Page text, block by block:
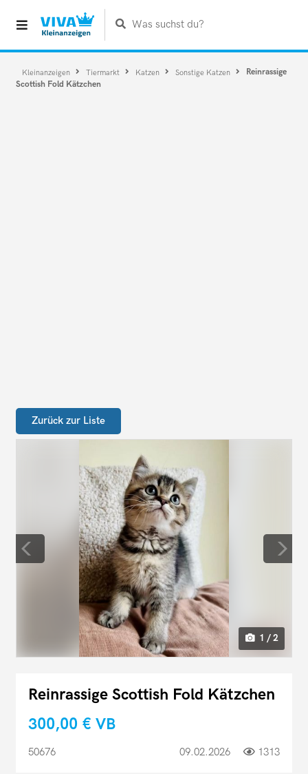
Was suchst du?
Kleinanzeigen Tiermarkt Katzen Sonstige Katzen
Reinrassige
Scottish Fold Kätzchen
Zurück zur Liste
1 / 2
Reinrassige Scottish Fold Kätzchen
300,00 € VB
50676 09.02.2026 1313